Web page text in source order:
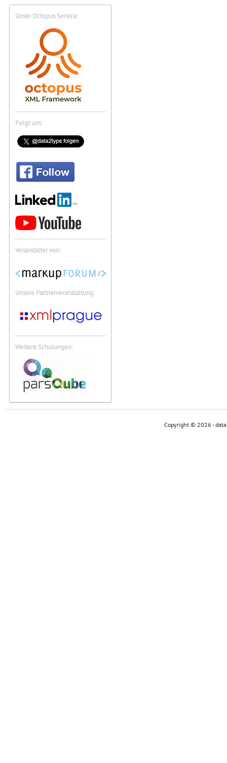
Unser Octopus Service:
Folgt uns:
Veranstalter von:
Unsere Partnerveranstaltung:
Weitere Schulungen:
Copyright © 2026 -